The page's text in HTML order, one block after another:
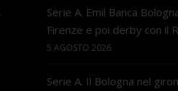
Serie A. Emil Banca
Firenze e poi derby con il
5 AGOSTO 2026
Serie A. Il Bologna nel